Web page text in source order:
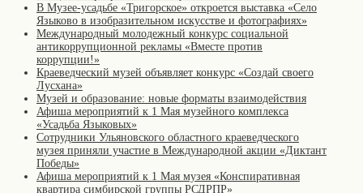
В Музее-усадьбе «Тригорское» откроется выставка «Село
Языково в изобразительном искусстве и фотографиях»
Международный молодежный конкурс социальной
антикоррупционной рекламы «Вместе против
коррупции!»
Краеведческий музей объявляет конкурс «Создай своего
Лусхана»
Музей и образование: новые форматы взаимодействия
Афиша мероприятий к 1 Мая музейного комплекса
«Усадьба Языковых»
Сотрудники Ульяновского областного краеведческого
музея приняли участие в Международной акции «Диктант
Победы»
Афиша мероприятий к 1 Мая музея «Конспиративная
квартира симбирской группы РСДРПР»